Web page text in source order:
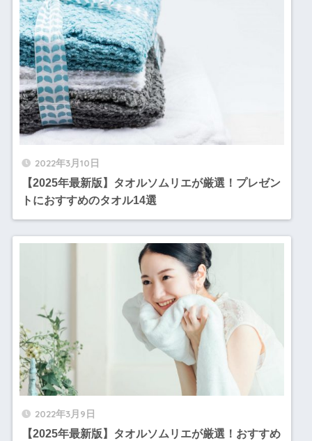
2022年3月10日
【2025年最新版】タオルソムリエが厳選！プレゼン
トにおすすめのタオル14選
2022年3月9日
【2025年最新版】タオルソムリエが厳選！おすすめ